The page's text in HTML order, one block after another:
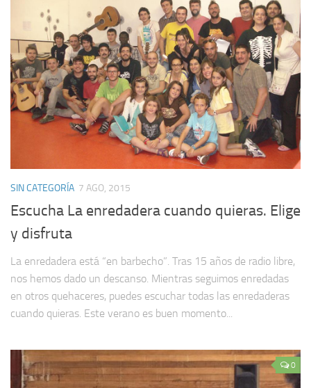
SIN CATEGORÍA 7 AGO, 2015
Escucha La enredadera cuando quieras. Elige
y disfruta
La enredadera está “en barbecho”. Tras 15 años de radio libre,
nos hemos dado un descanso. Mientras seguimos enredadas
en otros quehaceres, puedes escuchar todas las enredaderas
cuando quieras. Este verano es buen momento...
0